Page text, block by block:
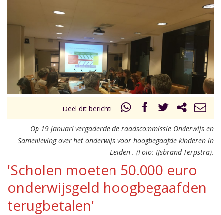
Vorig uur
uur 1 van 0 Volgend uur
Deel dit bericht!
Op 19 januari vergaderde de raadscommissie Onderwijs en
Samenleving over het onderwijs voor hoogbegaafde kinderen in
Leiden . (Foto: IJsbrand Terpstra).
'Scholen moeten 50.000 euro
onderwijsgeld hoogbegaafden
terugbetalen'